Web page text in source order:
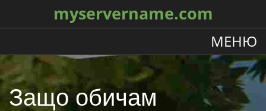
myservername.com
МЕНЮ
Защо обичам